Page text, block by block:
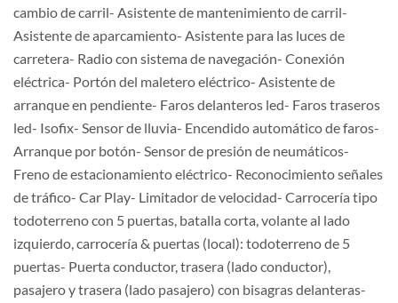
cambio de carril- Asistente de mantenimiento de carril-
Asistente de aparcamiento- Asistente para las luces de
carretera- Radio con sistema de navegación- Conexión
eléctrica- Portón del maletero eléctrico- Asistente de
arranque en pendiente- Faros delanteros led- Faros traseros
led- Isofix- Sensor de lluvia- Encendido automático de faros-
Arranque por botón- Sensor de presión de neumáticos-
Freno de estacionamiento eléctrico- Reconocimiento señales
de tráfico- Car Play- Limitador de velocidad- Carrocería tipo
todoterreno con 5 puertas, batalla corta, volante al lado
izquierdo, carrocería & puertas (local): todoterreno de 5
puertas- Puerta conductor, trasera (lado conductor),
pasajero y trasera (lado pasajero) con bisagras delanteras-